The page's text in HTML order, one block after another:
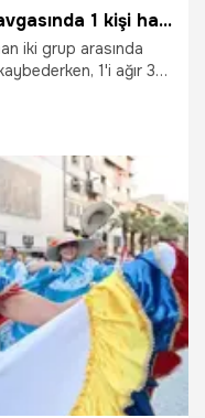
Husumetli iki grubun silahlı kavgasında 1 kişi hayatını kaybetti
iki grup arasında
1'i ağır 3